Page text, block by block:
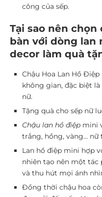
công của sếp.
Tại sao nên
bàn với dòng lan
decor làm quà
Chậu Hoa Lan Hồ
không gian, đặc biệt
nữ.
Tặng quà cho sếp nữ
Chậu lan hồ điệp mini
trắng, hồng, vàng… nữ
Lan hồ điệp mini hợp
nhiên tạo nên một tác
và thu hút mọi ánh
Đồng thời chậu hoa